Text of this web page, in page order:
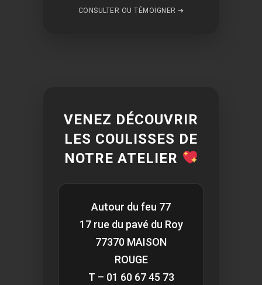
CONSULTER OU TÉMOIGNER ➔
VENEZ DÉCOUVRIR
LES COULISSES DE
NOTRE ATELIER
Autour du feu 77
17 rue du pavé du Roy
77370 MAISON
ROUGE
T – 01 60 67 45 73